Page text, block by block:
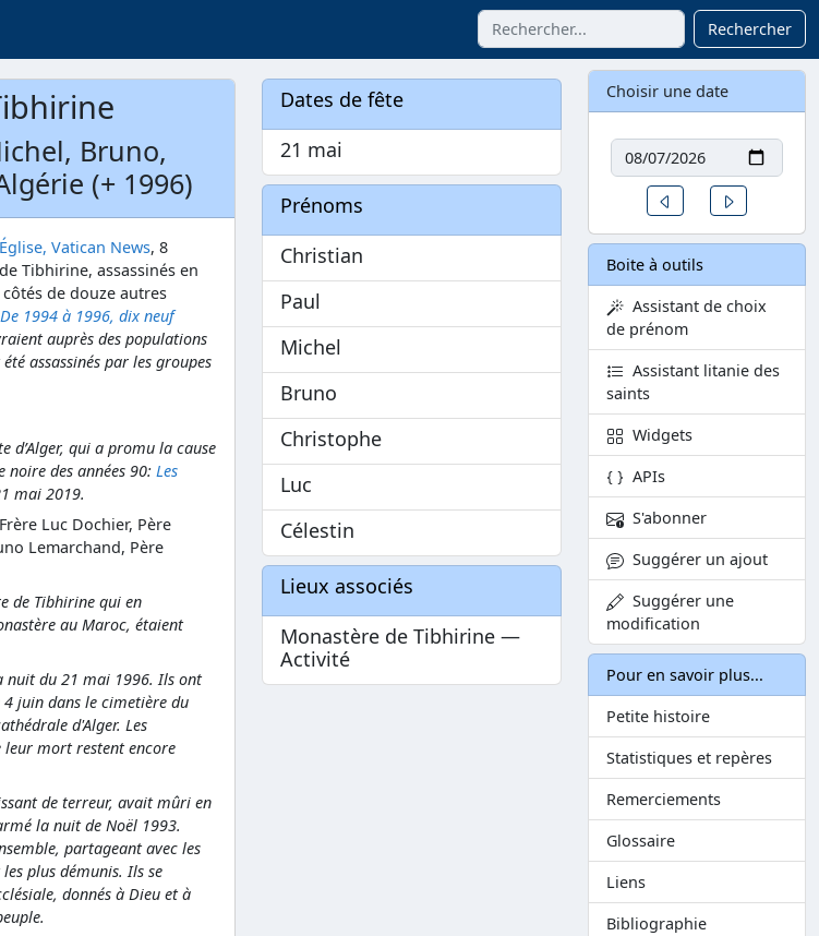
Rechercher
Bruno,
(+ 1996)
Vatican News, 8
Tibhirine, assassinés en
de douze autres
De 1994 à 1996, dix neuf
auprès des populations
assassinés par les groupes
d’Alger, qui a promu la cause
des années 90: Les
mai 2019.
Luc Dochier, Père
Lemarchand, Père
de Tibhirine qui en
au Maroc, étaient
nuit du 21 mai 1996. Ils ont
4 juin dans le cimetière du
d'Alger. Les
leur mort restent encore
de terreur, avait mûri en
la nuit de Noël 1993.
partageant avec les
plus démunis. Ils se
donnés à Dieu et à
Dates de fête
21 mai
Prénoms
Christian
Paul
Michel
Bruno
Christophe
Luc
Célestin
Lieux associés
Monastère de Tibhirine —
Activité
Choisir une date
Date
Un jour avant
Boite à outils
Assistant de choix
de prénom
Assistant litanie des
saints
Widgets
APIs
S'abonner
Suggérer un ajout
Suggérer une
modification
Pour en savoir plus...
Petite histoire
Statistiques et repères
Remerciements
Glossaire
Liens
Bibliographie